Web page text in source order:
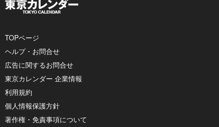
TOPページ
ヘルプ・お問合せ
広告に関するお問合せ
東京カレンダー 企業情報
利用規約
個人情報保護方針
著作権・免責事項について